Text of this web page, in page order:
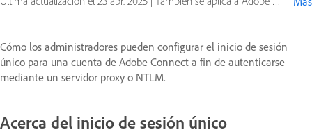
Cómo los administradores pueden configurar el inicio de sesión
único para una cuenta de Adobe Connect a fin de autenticarse
mediante un servidor proxy o NTLM.
Acerca del inicio de sesión único